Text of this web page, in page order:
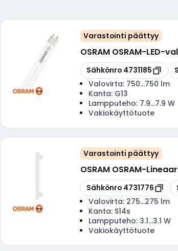
Varastointi päättyy
OSRAM OSRAM-LED-
Kopioi
Sähkönro 4731185
Valovirta: 750...750 lm
Kanta: G13
Lampputeho: 7.9...7.9 W
Vakiokäyttötuote
Varastointi päättyy
OSRAM OSRAM-
Kopioi
Sähkönro 4731776
Valovirta: 275...275 lm
Kanta: S14s
Lampputeho: 3.1...3.1 W
Vakiokäyttötuote